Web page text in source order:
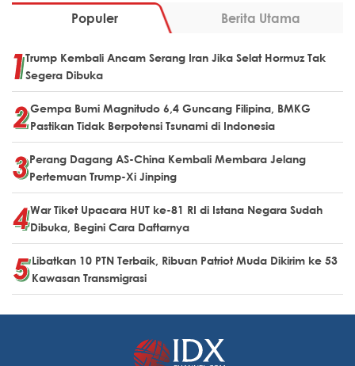
Populer Berita Utama
Trump Kembali Ancam Serang Iran Jika Selat Hormuz Tak
Segera Dibuka
Gempa Bumi Magnitudo 6,4 Guncang Filipina, BMKG
Pastikan Tidak Berpotensi Tsunami di Indonesia
Perang Dagang AS-China Kembali Membara Jelang
Pertemuan Trump-Xi Jinping
War Tiket Upacara HUT ke-81 RI di Istana Negara Sudah
Dibuka, Begini Cara Daftarnya
Libatkan 10 PTN Terbaik, Ribuan Patriot Muda Dikirim ke 53
Kawasan Transmigrasi